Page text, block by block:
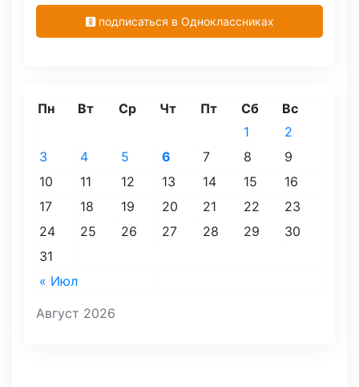
подписаться в Одноклассниках
Август 2026
Пн Вт Ср Чт Пт Сб Вс
« Июл
1
2
3
4 5 6 7 8
9
10
11 12 13 14 15
16
17
18 19 20 21 22
23
24
25 26 27 28 29
30
31